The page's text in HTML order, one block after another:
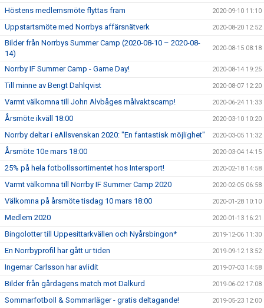
Höstens medlemsmöte flyttas fram 2020-09-10 11:10
Uppstartsmöte med Norrbys affärsnätverk 2020-08-20 12:52
Bilder från Norrbys Summer Camp (2020-08-10 – 2020-08-
14)
2020-08-15 08:18
Norrby IF Summer Camp - Game Day! 2020-08-14 19:25
Till minne av Bengt Dahlqvist 2020-08-07 12:20
Varmt välkomna till John Alvbåges målvaktscamp! 2020-06-24 11:33
Årsmöte ikväll 18:00 2020-03-10 10:20
Norrby deltar i eAllsvenskan 2020: "En fantastisk möjlighet" 2020-03-05 11:32
Årsmöte 10e mars 18:00 2020-03-04 14:15
25% på hela fotbollssortimentet hos Intersport! 2020-02-18 14:58
Varmt välkomna till Norrby IF Summer Camp 2020 2020-02-05 06:58
Välkomna på årsmöte tisdag 10 mars 18:00 2020-01-28 10:10
Medlem 2020 2020-01-13 16:21
Bingolotter till Uppesittarkvällen och Nyårsbingon* 2019-12-06 11:30
En Norrbyprofil har gått ur tiden 2019-09-12 13:52
Ingemar Carlsson har avlidit 2019-07-03 14:58
Bilder från gårdagens match mot Dalkurd 2019-06-02 17:08
Sommarfotboll & Sommarläger - gratis deltagande! 2019-05-23 12:00